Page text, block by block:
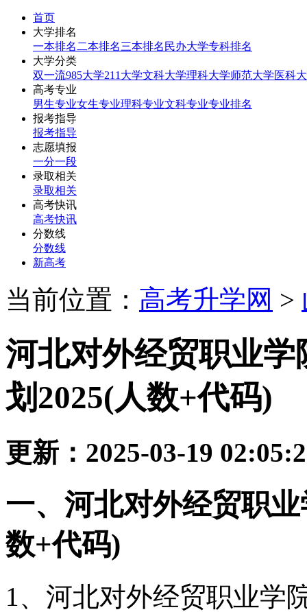
首页
大学排名
一本排名 二本排名三本排名 民办大学专科排名
大学分类
双一流985大学211大学文科大学理科大学师范大学医科
高考专业
男生专业女生专业理科专业文科专业专业排名
报考指导
报考指导
志愿填报
一分一段
录取相关
录取相关
高考快讯
高考快讯
分数线
分数线
新高考
当前位置： 高考升学网 >
河北对外经贸职业
划2025(人数+代码)
更新：2025-03-19
一、河北对外经贸职
数+代码)
1、河北对外经贸职业学